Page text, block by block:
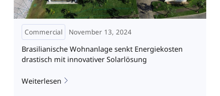
Commercial November 13, 2024
Brasilianische Wohnanlage senkt Energiekosten
drastisch mit innovativer Solarlösung
Weiterlesen